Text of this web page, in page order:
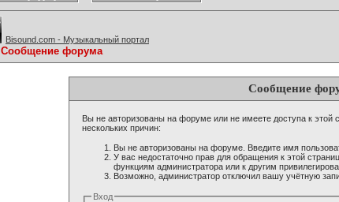
Bisound.com - Музыкальный портал
Сообщение форума
Сообщение
Вы не авторизованы на форуме или не имеете доступа к этой
нескольких причин:
Вы не авторизованы на форуме. Введите имя
У вас недостаточно прав для обращения к этой
функциям администратора или к другим
Возможно, администратор отключил вашу учётную
Вход